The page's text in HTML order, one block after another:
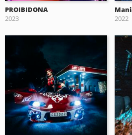
PROIBIDONA
2023
2022